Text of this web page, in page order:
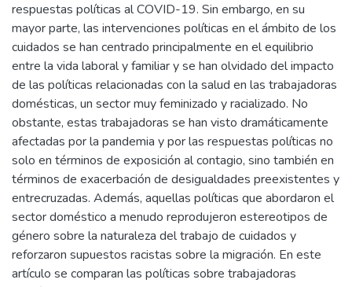
respuestas políticas al COVID-19. Sin embargo, en su
mayor parte, las intervenciones políticas en el ámbito de los
cuidados se han centrado principalmente en el equilibrio
entre la vida laboral y familiar y se han olvidado del impacto
de las políticas relacionadas con la salud en las trabajadoras
domésticas, un sector muy feminizado y racializado. No
obstante, estas trabajadoras se han visto dramáticamente
afectadas por la pandemia y por las respuestas políticas no
solo en términos de exposición al contagio, sino también en
términos de exacerbación de desigualdades preexistentes y
entrecruzadas. Además, aquellas políticas que abordaron el
sector doméstico a menudo reprodujeron estereotipos de
género sobre la naturaleza del trabajo de cuidados y
reforzaron supuestos racistas sobre la migración. En este
artículo se comparan las políticas sobre trabajadoras